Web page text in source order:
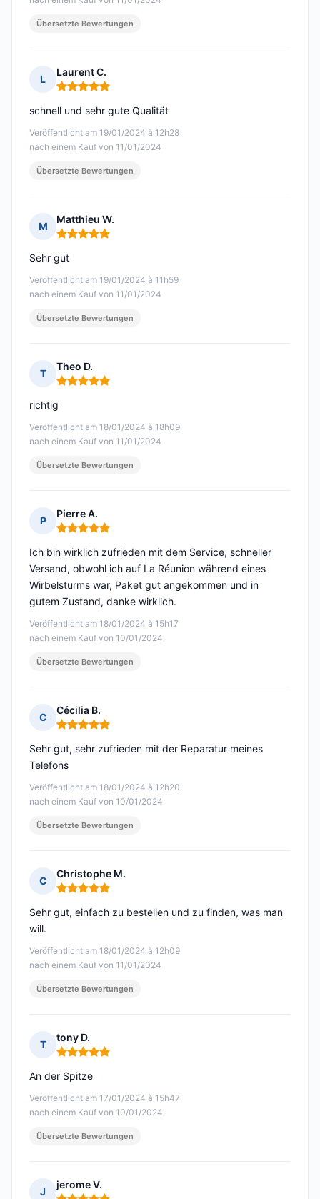
Übersetzte Bewertungen
L
Laurent C.
Hinweis: 5 von 5
Veröffentlicht am 19/01/2024 à 12h28
nach einem Kauf von 11/01/2024
schnell und sehr gute Qualität
Übersetzte Bewertungen
M
Matthieu W.
Hinweis: 5 von 5
Veröffentlicht am 19/01/2024 à 11h59
nach einem Kauf von 11/01/2024
Sehr gut
Übersetzte Bewertungen
T
Theo D.
Hinweis: 5 von 5
Veröffentlicht am 18/01/2024 à 18h09
nach einem Kauf von 11/01/2024
richtig
Übersetzte Bewertungen
P
Pierre A.
Hinweis: 5 von 5
Veröffentlicht am 18/01/2024 à 15h17
nach einem Kauf von 10/01/2024
Ich bin wirklich zufrieden mit dem Service, schneller
Versand, obwohl ich auf La Réunion während eines
Wirbelsturms war, Paket gut angekommen und in
gutem Zustand, danke wirklich.
Übersetzte Bewertungen
C
Cécilia B.
Hinweis: 5 von 5
Veröffentlicht am 18/01/2024 à 12h20
nach einem Kauf von 10/01/2024
Sehr gut, sehr zufrieden mit der Reparatur meines
Telefons
Übersetzte Bewertungen
C
Christophe M.
Hinweis: 5 von 5
Veröffentlicht am 18/01/2024 à 12h09
nach einem Kauf von 11/01/2024
Sehr gut, einfach zu bestellen und zu finden, was man
will.
Übersetzte Bewertungen
T
tony D.
Hinweis: 5 von 5
Veröffentlicht am 17/01/2024 à 15h47
nach einem Kauf von 10/01/2024
An der Spitze
Übersetzte Bewertungen
J
jerome V.